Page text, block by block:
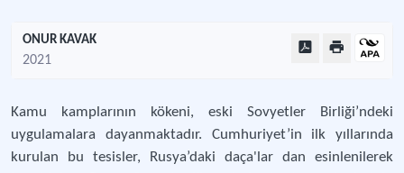
ONUR KAVAK
2021
Kamu kamplarının kökeni, eski Sovyetler Birliği’ndeki
uygulamalara dayanmaktadır. Cumhuriyet’in ilk yıllarında
kurulan bu tesisler, Rusya’daki daça'lar dan esinlenilerek